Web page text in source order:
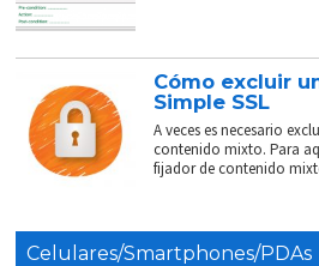
Cómo excluir
Simple SSL
A veces es necesario
contenido mixto. Para
fijador de contenido
Celulares/Smartphones/PDAs